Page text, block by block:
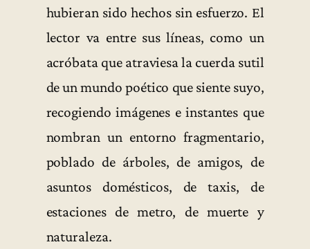
hubieran sido hechos sin esfuerzo. El
lector va entre sus líneas, como un
acróbata que atraviesa la cuerda sutil
de un mundo poético que siente suyo,
recogiendo imágenes e instantes que
nombran un entorno fragmentario,
poblado de árboles, de amigos, de
asuntos domésticos, de taxis, de
estaciones de metro, de muerte y
naturaleza.